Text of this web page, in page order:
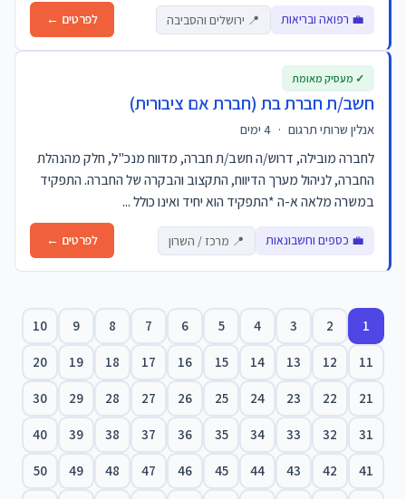
💼 רפואה ובריאות 📍 ירושלים והסביבה לפרטים ←
חשב/ת חברת בת (חברת אם ציבורית)
אנלין שרותי תרגום ·
לחברה מובילה, דרוש/ה חשב/ת חברה, מדווח מנכ"ל, חלק מהנהלת
החברה, לניהול מערך הדיווח, התקצוב והבקרה של החברה. התפקיד
במשרה מלאה א-ה *התפקיד הוא יחיד ואינו כולל ...
💼 כספים וחשבונאות 📍 מרכז / השרון לפרטים ←
✓ מעסיק מאומת
1
2
3
4
5
6
7
8
9
10
11
12
13
14
15
16
17
18
19
20
21
22
23
24
25
26
27
28
29
30
31
32
33
34
35
36
37
38
39
40
41
42
43
44
45
46
47
48
49
50